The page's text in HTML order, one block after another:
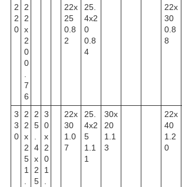
2
2
0
2
2
x
2
0
0
7
6
22x
25
0.8
2
25.
4x2
0
0.8
4
22x
30
0.8
8
3
3
0
2
2
x
2
5
1
2
5
4
x
2
5
3
0
x
2
0
1
22x
30
1.0
7
25.
4x2
5
1.1
1
30x
20
1.1
3
22x
40
1.2
0